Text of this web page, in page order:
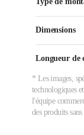
Dimensions
Longueur de
* Les images,
technologiques
l'équipe
des produits